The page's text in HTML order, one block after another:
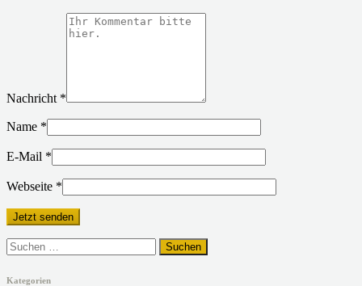
Nachricht *
Name *
E-Mail *
Webseite *
Suchen
nach:
Kategorien